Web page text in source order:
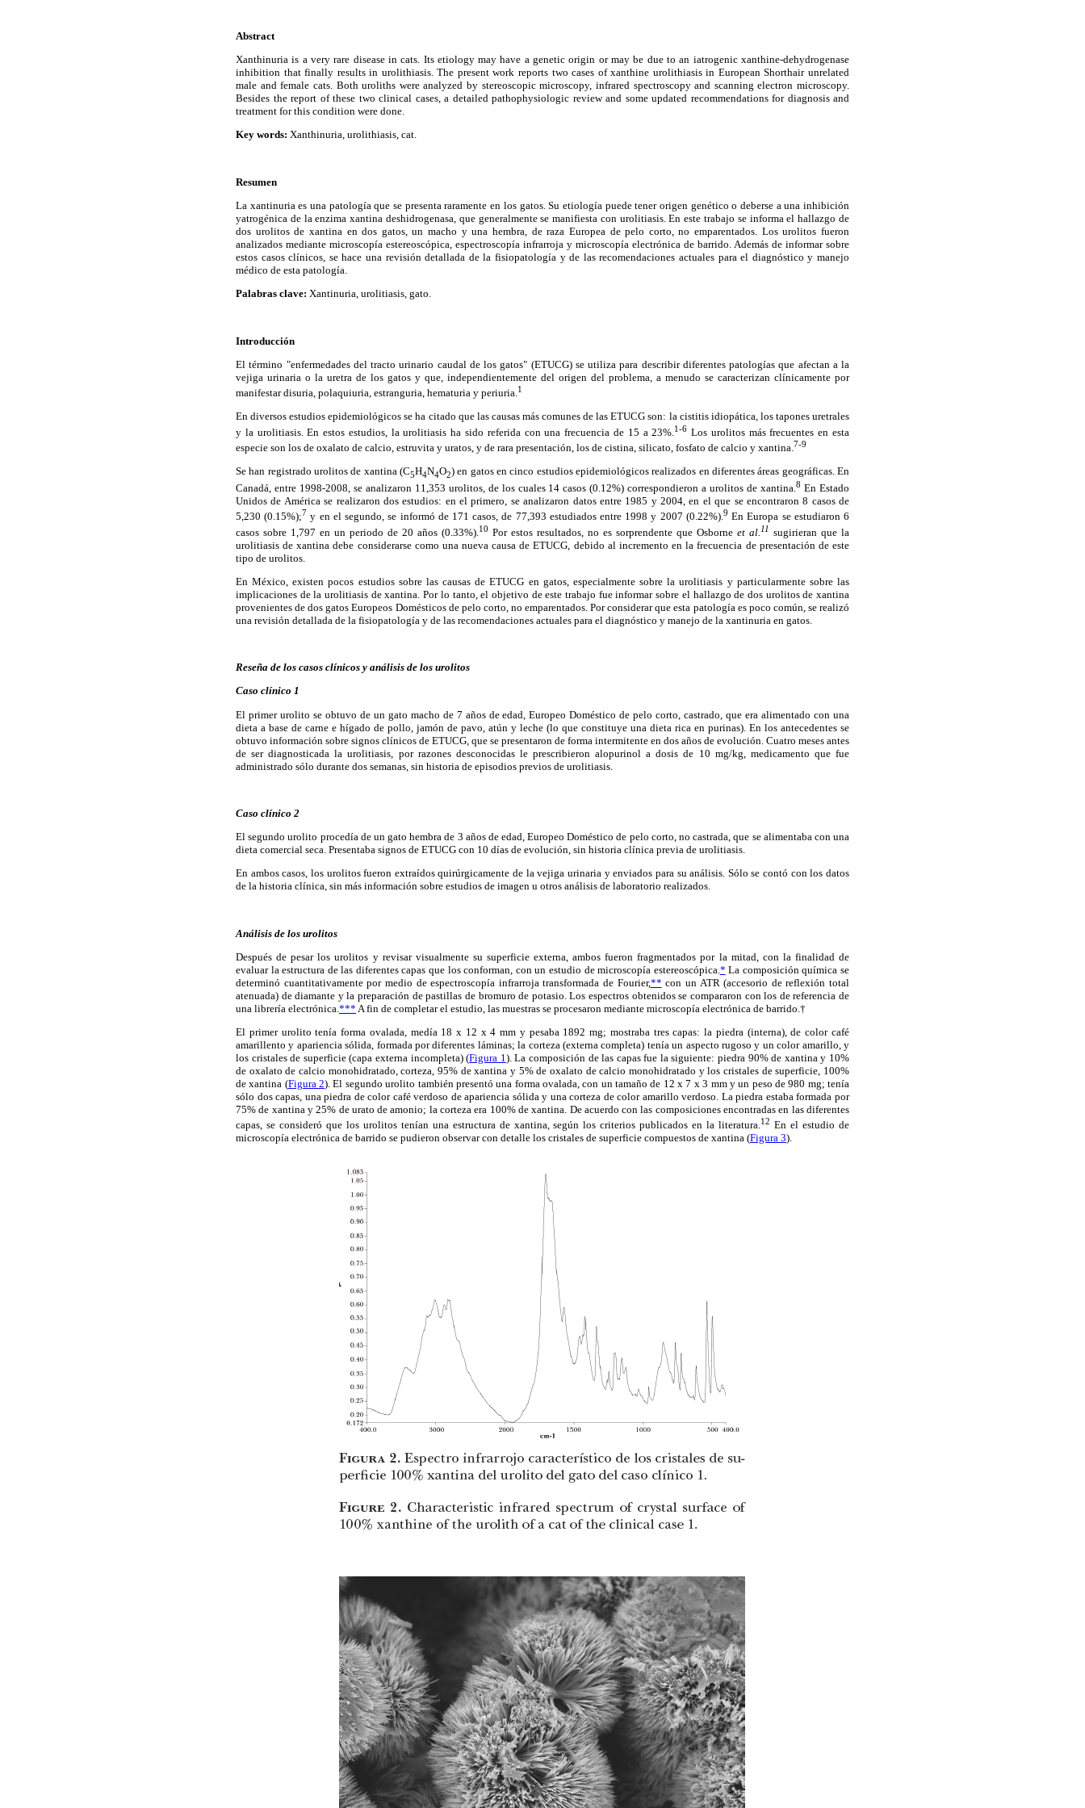
Abstract
Xanthinuria is a very rare disease in cats. Its etiology may have a genetic origin or may be due to an iatrogenic xanthine-dehydrogenase
inhibition that finally results in urolithiasis. The present work reports two cases of xanthine urolithiasis in European Shorthair unrelated
male and female cats. Both uroliths were analyzed by stereoscopic microscopy, infrared spectroscopy and scanning electron microscopy.
Besides the report of these two clinical cases, a detailed pathophysiologic review and some updated recommendations for diagnosis and
treatment for this condition were done.
Key words: Xanthinuria, urolithiasis, cat.
Resumen
La xantinuria es una patología que se presenta raramente en los gatos. Su etiología puede tener origen genético o deberse a una inhibición
yatrogénica de la enzima xantina deshidrogenasa, que generalmente se manifiesta con urolitiasis. En este trabajo se informa el hallazgo de
dos urolitos de xantina en dos gatos, un macho y una hembra, de raza Europea de pelo corto, no emparentados. Los urolitos fueron
analizados mediante microscopía estereoscópica, espectroscopía infrarroja y microscopía electrónica de barrido. Además de informar sobre
estos casos clínicos, se hace una revisión detallada de la fisiopatología y de las recomendaciones actuales para el diagnóstico y manejo
médico de esta patología.
Palabras clave: Xantinuria, urolitiasis, gato.
Introducción
El término "enfermedades del tracto urinario caudal de los gatos" (ETUCG) se utiliza para describir diferentes patologías que afectan a la
vejiga urinaria o la uretra de los gatos y que, independientemente del origen del problema, a menudo se caracterizan clínicamente por
manifestar disuria, polaquiuria, estranguria, hematuria y periuria.1
En diversos estudios epidemiológicos se ha citado que las causas más comunes de las ETUCG son: la cistitis idiopática, los tapones uretrales
y la urolitiasis. En estos estudios, la urolitiasis ha sido referida con una frecuencia de 15 a 23%. 1-6 Los urolitos más frecuentes en esta
especie son los de oxalato de calcio, estruvita y uratos, y de rara presentación, los de cistina, silicato, fosfato de calcio y xantina. 7-9
Se han registrado urolitos de xantina (C5H4N4O2) en gatos en cinco estudios epidemiológicos realizados en diferentes áreas geográficas. En
Canadá, entre 1998-2008, se analizaron 11,353 urolitos, de los cuales 14 casos (0.12%) correspondieron a urolitos de xantina.8 En Estado
Unidos de América se realizaron dos estudios: en el primero, se analizaron datos entre 1985 y 2004, en el que se encontraron 8 casos de
5,230 (0.15%);7 y en el segundo, se informó de 171 casos, de 77,393 estudiados entre 1998 y 2007 (0.22%).9 En Europa se estudiaron 6
casos sobre 1,797 en un periodo de 20 años (0.33%). 10 Por estos resultados, no es sorprendente que Osborne et al. 11 sugirieran que la
urolitiasis de xantina debe considerarse como una nueva causa de ETUCG, debido al incremento en la frecuencia de presentación de este
tipo de urolitos.
En México, existen pocos estudios sobre las causas de ETUCG en gatos, especialmente sobre la urolitiasis y particularmente sobre las
implicaciones de la urolitiasis de xantina. Por lo tanto, el objetivo de este trabajo fue informar sobre el hallazgo de dos urolitos de xantina
provenientes de dos gatos Europeos Domésticos de pelo corto, no emparentados. Por considerar que esta patología es poco común, se realizó
una revisión detallada de la fisiopatología y de las recomendaciones actuales para el diagnóstico y manejo de la xantinuria en gatos.
Reseña de los casos clínicos y análisis de los urolitos
Caso clínico 1
El primer urolito se obtuvo de un gato macho de 7 años de edad, Europeo Doméstico de pelo corto, castrado, que era alimentado con una
dieta a base de carne e hígado de pollo, jamón de pavo, atún y leche (lo que constituye una dieta rica en purinas). En los antecedentes se
obtuvo información sobre signos clínicos de ETUCG, que se presentaron de forma intermitente en dos años de evolución. Cuatro meses antes
de ser diagnosticada la urolitiasis, por razones desconocidas le prescribieron alopurinol a dosis de 10 mg/kg, medicamento que fue
administrado sólo durante dos semanas, sin historia de episodios previos de urolitiasis.
Caso clínico 2
El segundo urolito procedía de un gato hembra de 3 años de edad, Europeo Doméstico de pelo corto, no castrada, que se alimentaba con una
dieta comercial seca. Presentaba signos de ETUCG con 10 días de evolución, sin historia clínica previa de urolitiasis.
En ambos casos, los urolitos fueron extraídos quirúrgicamente de la vejiga urinaria y enviados para su análisis. Sólo se contó con los datos
de la historia clínica, sin más información sobre estudios de imagen u otros análisis de laboratorio realizados.
Análisis de los urolitos
Después de pesar los urolitos y revisar visualmente su superficie externa, ambos fueron fragmentados por la mitad, con la finalidad de
evaluar la estructura de las diferentes capas que los conforman, con un estudio de microscopía estereoscópica. * La composición química se
determinó cuantitativamente por medio de espectroscopía infrarroja transformada de Fourier,** con un ATR (accesorio de reflexión total
atenuada) de diamante y la preparación de pastillas de bromuro de potasio. Los espectros obtenidos se compararon con los de referencia de
una librería electrónica. *** A fin de completar el estudio, las muestras se procesaron mediante microscopía electrónica de barrido.†
El primer urolito tenía forma ovalada, medía 18 x 12 x 4 mm y pesaba 1892 mg; mostraba tres capas: la piedra (interna), de color café
amarillento y apariencia sólida, formada por diferentes láminas; la corteza (externa completa) tenía un aspecto rugoso y un color amarillo, y
los cristales de superficie (capa externa incompleta) (Figura 1). La composición de las capas fue la siguiente: piedra 90% de xantina y 10%
de oxalato de calcio monohidratado, corteza, 95% de xantina y 5% de oxalato de calcio monohidratado y los cristales de superficie, 100%
de xantina (Figura 2). El segundo urolito también presentó una forma ovalada, con un tamaño de 12 x 7 x 3 mm y un peso de 980 mg; tenía
sólo dos capas, una piedra de color café verdoso de apariencia sólida y una corteza de color amarillo verdoso. La piedra estaba formada por
75% de xantina y 25% de urato de amonio; la corteza era 100% de xantina. De acuerdo con las composiciones encontradas en las diferentes
capas, se consideró que los urolitos tenían una estructura de xantina, según los criterios publicados en la literatura.12 En el estudio de
microscopía electrónica de barrido se pudieron observar con detalle los cristales de superficie compuestos de xantina (Figura 3).